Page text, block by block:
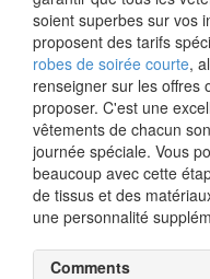
soient superbes sur vos
proposent des tarifs
robes de soirée courte,
renseigner sur les offres
proposer. C'est une
vêtements de chacun
journée spéciale. Vous
beaucoup avec cette
de tissus et des
une personnalité
Comments